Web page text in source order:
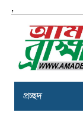
,
প্রচ্ছদ